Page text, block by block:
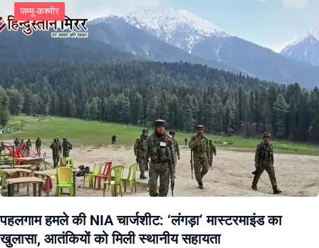
जम्मू-कश्मीर
पहलगाम हमले की NIA चार्जशीट: ‘लंगड़ा’ मास्टरमाइंड का
खुलासा, आतंकियों को मिली स्थानीय सहायता